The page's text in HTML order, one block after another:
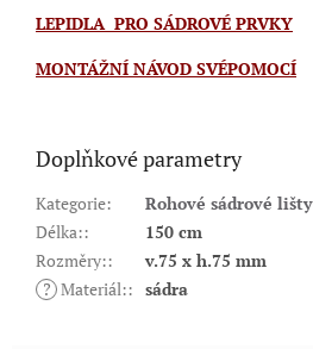
LEPIDLA PRO SÁDROVÉ PRVKY
MONTÁŽNÍ NÁVOD SVÉPOMOCÍ
Doplňkové parametry
Kategorie:
Rohové sádrové lišty
Délka::
150 cm
Rozměry::
v.75 x h.75 mm
? Materiál:: sádra